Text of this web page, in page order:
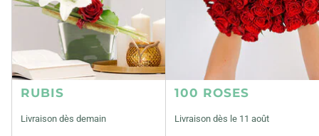
RUBIS
Livraison dès demain
100 ROSES
Livraison dès le 11 août